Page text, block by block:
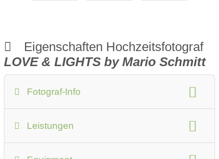
Eigenschaften Hochzeitsfotograf
LOVE & LIGHTS by Mario Schmitt
Fotograf-Info
männlich
Leistungen